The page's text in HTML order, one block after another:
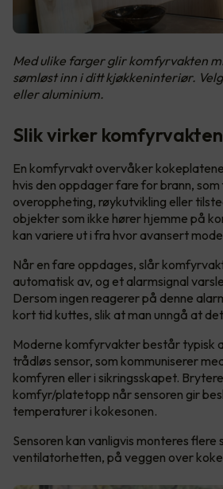
Med ulike farger glir komfyrvakten
sømløst inn i ditt kjøkkeninteriør.
eller aluminium.
Slik virker komfyrvakten
En komfyrvakt overvåker
hvis den oppdager fare for brann,
overoppheting, røykutvikling eller
objekter som ikke hører hjemme på
kan variere ut i fra hvor avansert
Når en fare oppdages, slår
automatisk av, og et alarmsignal
Dersom ingen reagerer på denne
kort tid kuttes, slik at man unngå at
Moderne komfyrvakter består typisk
trådløs sensor, som kommuniserer
komfyren eller i sikringsskapet.
komfyr/platetopp når sensoren gir
temperaturer i kokesonen.
Sensoren kan vanligvis monteres flere
ventilatorhetten, på veggen over